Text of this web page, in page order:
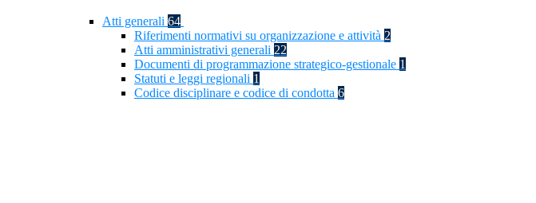
Atti generali 64
Riferimenti normativi su organizzazione e attività 2
Atti amministrativi generali 22
Documenti di programmazione strategico-gestionale 1
Statuti e leggi regionali 1
Codice disciplinare e codice di condotta 6